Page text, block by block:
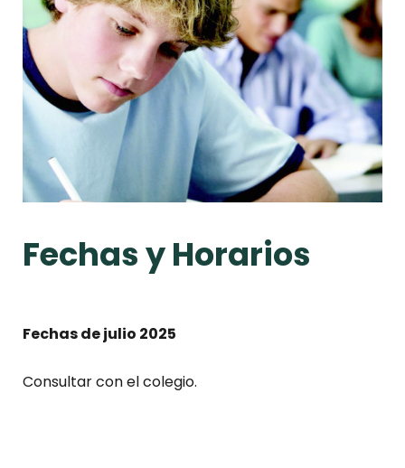
Fechas y Horarios
Fechas de julio 2025
Consultar con el colegio.